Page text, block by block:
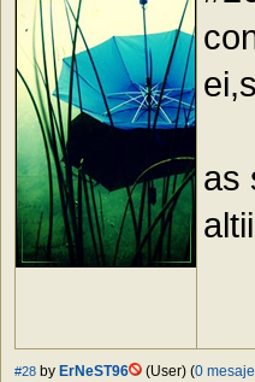
as
#28 by ErNeST96 (User) (0 mesaje